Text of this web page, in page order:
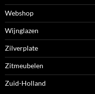
Webshop
Wijnglazen
Zilverplate
Zitmeubelen
Zuid-Holland